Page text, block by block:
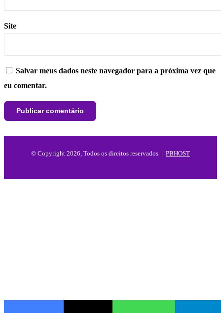
Site
Salvar meus dados neste navegador para a próxima vez que
eu comentar.
© Copyright 2026, Todos os direitos reservados | PBHOST